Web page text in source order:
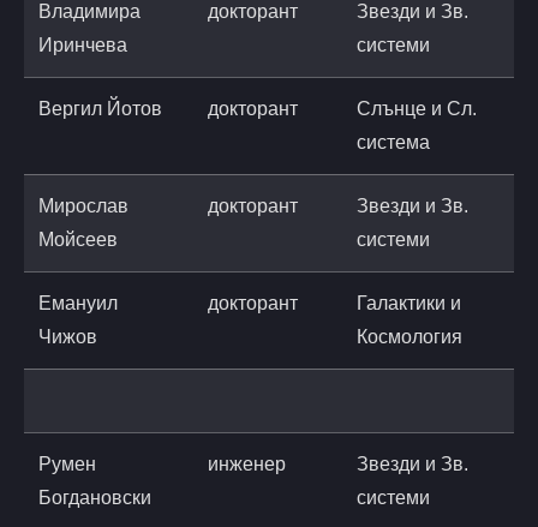
Владимира
Иринчева
докторант
Звезди и Зв.
системи
Вергил Йотов докторант
Слънце и Сл.
система
Мирослав
Мойсеев
докторант
Звезди и Зв.
системи
Емануил
Чижов
докторант
Галактики и
Космология
Румен
Богдановски
инженер
Звезди и Зв.
системи